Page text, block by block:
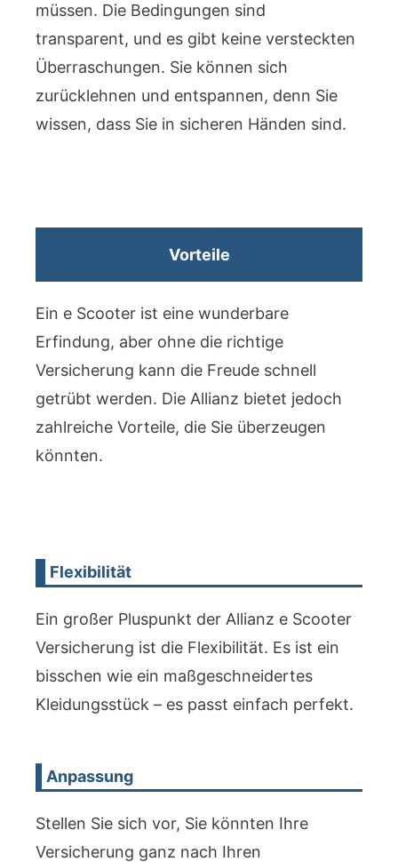
müssen. Die Bedingungen sind
transparent, und es gibt keine versteckten
Überraschungen. Sie können sich
zurücklehnen und entspannen, denn Sie
wissen, dass Sie in sicheren Händen sind.
Vorteile
Ein e Scooter ist eine wunderbare
Erfindung, aber ohne die richtige
Versicherung kann die Freude schnell
getrübt werden. Die Allianz bietet jedoch
zahlreiche Vorteile, die Sie überzeugen
könnten.
Flexibilität
Ein großer Pluspunkt der Allianz e Scooter
Versicherung ist die Flexibilität. Es ist ein
bisschen wie ein maßgeschneidertes
Kleidungsstück – es passt einfach perfekt.
Anpassung
Stellen Sie sich vor, Sie könnten Ihre
Versicherung ganz nach Ihren